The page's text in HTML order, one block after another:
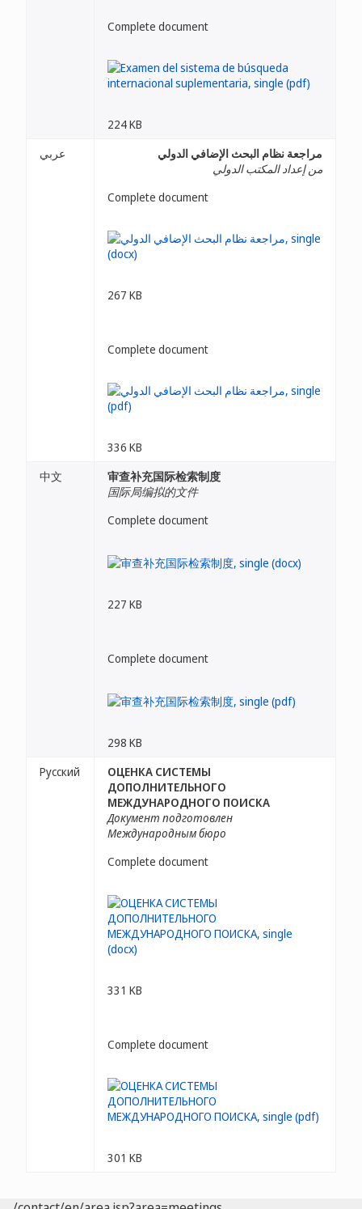
Complete document
224 KB
عربي
مراجعة نظام البحث الإضافي الدولي
من إعداد المكتب الدولي
Complete document
267 KB
Complete document
336 KB
中文
审查补充国际检索制度
国际局编拟的文件
Complete document
227 KB
Complete document
298 KB
Русский
ОЦЕНКА СИСТЕМЫ
ДОПОЛНИТЕЛЬНОГО
МЕЖДУНАРОДНОГО ПОИСКА
Документ подготовлен
Международным бюро
Complete document
331 KB
Complete document
301 KB